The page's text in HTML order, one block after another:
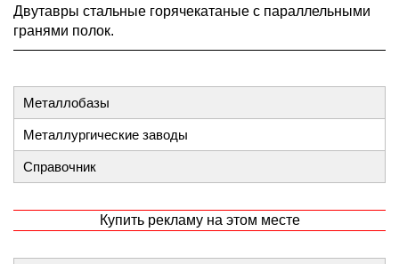
Двутавры стальные горячекатаные с параллельными
гранями полок.
Металлобазы
Металлургические заводы
Справочник
Купить рекламу на этом месте